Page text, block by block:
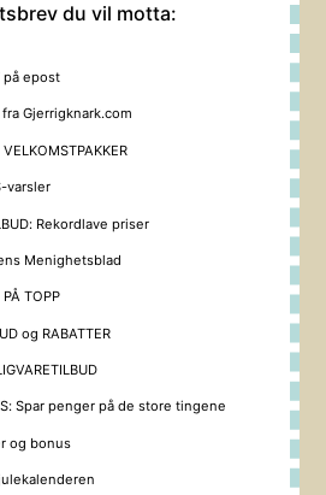
du vil motta:
på epost
fra Gjerrigknark.com
varsler
Rekordlave priser
Menighetsblad
PÅ TOPP
og RABATTER
Spar penger på de store tingene
og bonus